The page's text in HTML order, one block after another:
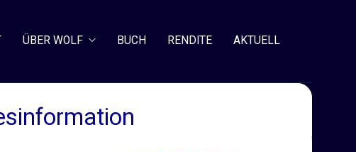
ÜBER WOLF BUCH RENDITE AKTUELL